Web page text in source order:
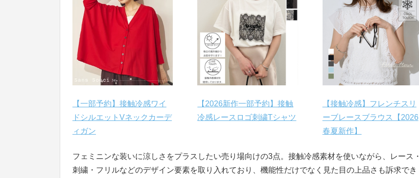
【一部予約】接触冷感ワイ
ドシルエットVネックカーデ
ィガン
【2026新作一部予約】接触
冷感レースロゴ刺繍Tシャツ
【接触冷感】フレンチスリ
ーブレースブラウス【2026
春夏新作】
フェミニンな装いに涼しさをプラスしたい売り場向けの3点。接触冷感素材を使いながら、レース・
刺繍・フリルなどのデザイン要素を取り入れており、機能性だけでなく見た目の上品さも訴求でき